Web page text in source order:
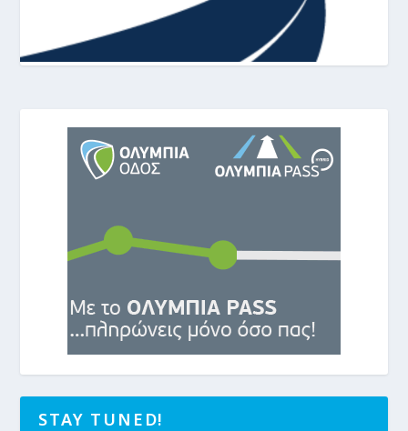
STAY TUNED!